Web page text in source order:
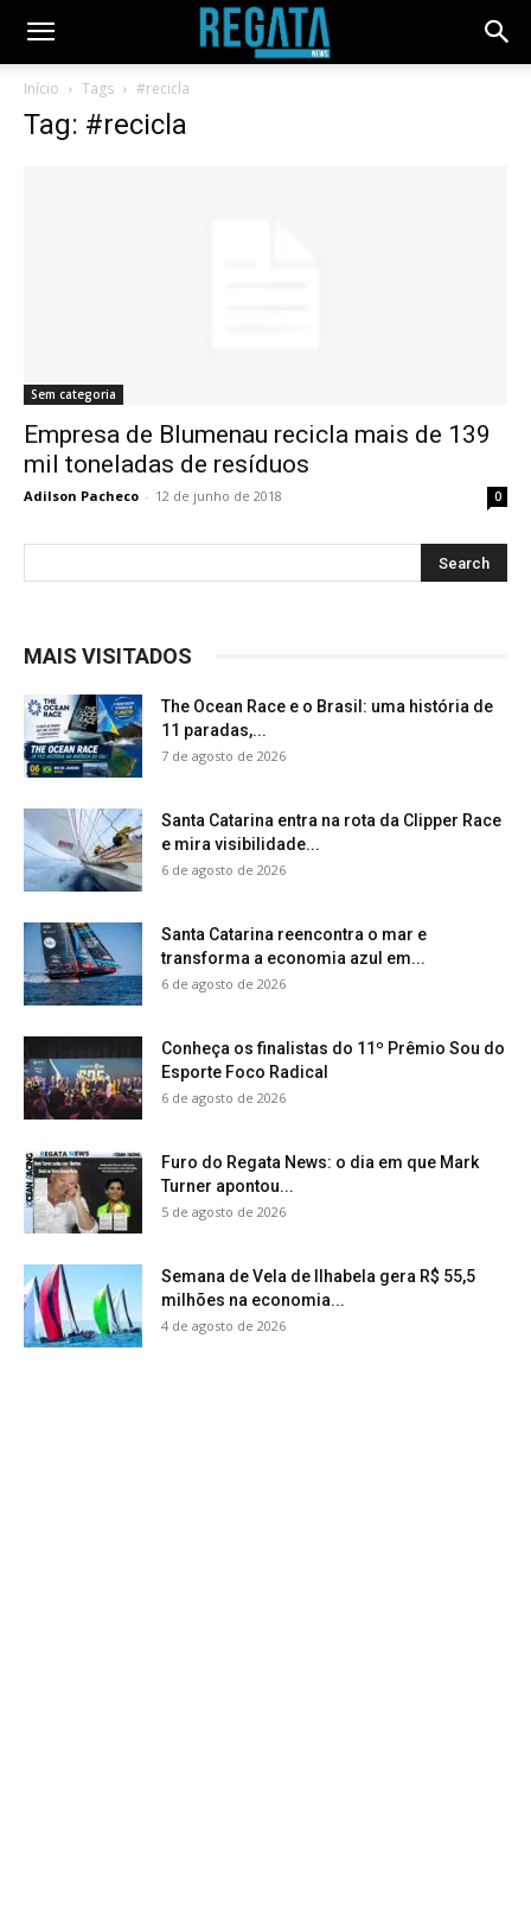
Início Tags #recicla
Tag: #recicla
Sem categoria
Empresa de Blumenau recicla mais de 139
mil toneladas de resíduos
Adilson Pacheco - 12 de junho de 2018 0
MAIS VISITADOS
The Ocean Race e o Brasil: uma história de
11 paradas,...
7 de agosto de 2026
Santa Catarina entra na rota da Clipper Race
e mira visibilidade...
6 de agosto de 2026
Santa Catarina reencontra o mar e
transforma a economia azul em...
6 de agosto de 2026
Conheça os finalistas do 11º Prêmio Sou do
Esporte Foco Radical
6 de agosto de 2026
Furo do Regata News: o dia em que Mark
Turner apontou...
5 de agosto de 2026
Semana de Vela de Ilhabela gera R$ 55,5
milhões na economia...
4 de agosto de 2026